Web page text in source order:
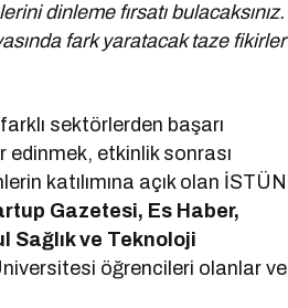
dinleme fırsatı bulacaksınız.
fark yaratacak taze fikirler
sektörlerden başarı
etkinlik sonrası
katılımına açık olan İSTÜN
Gazetesi, Es Haber,
Sağlık ve Teknoloji
öğrencileri olanlar ve